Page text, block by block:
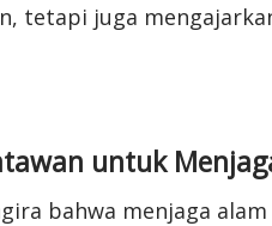
tetapi juga
untuk
bahwa menjaga